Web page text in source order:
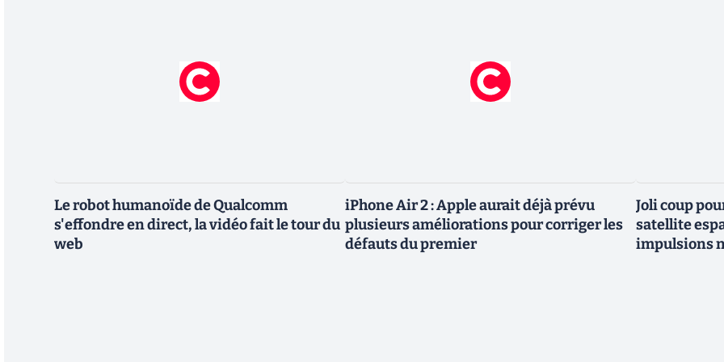
Le robot humanoïde de Qualcomm
s'effondre en direct, la vidéo fait le tour du
web
iPhone Air 2 : Apple aurait déjà prévu
plusieurs améliorations pour corriger les
défauts du premier
Joli coup
satellite
impulsions